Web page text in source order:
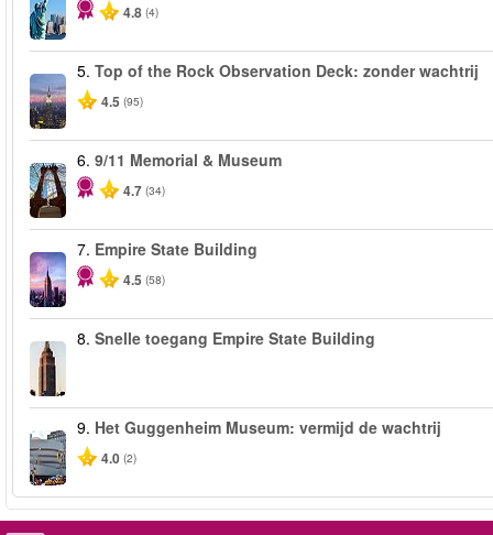
4.8 (4)
5. Top of the Rock Observation Deck: zonder wachtrij
4.5 (95)
6. 9/11 Memorial & Museum
4.7 (34)
7. Empire State Building
4.5 (58)
8. Snelle toegang Empire State Building
9. Het Guggenheim Museum: vermijd de wachtrij
4.0 (2)